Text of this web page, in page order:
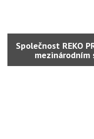
Společnost REKO